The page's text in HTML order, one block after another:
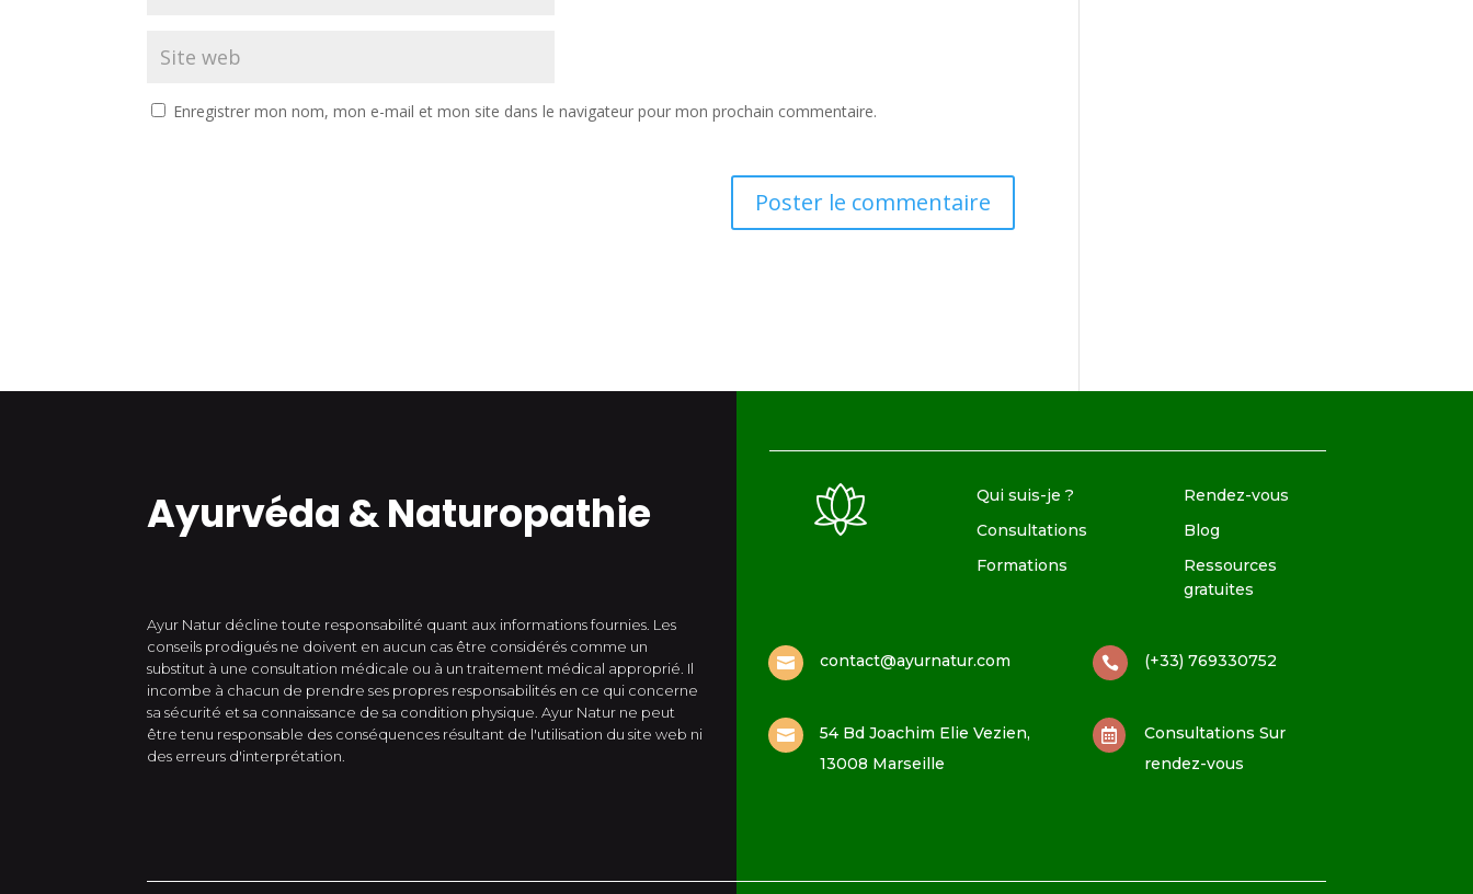
Enregistrer mon nom, mon e-mail et mon site dans le navigateur pour mon prochain commentaire.
Ayurvéda & Naturopathie
Ayur Natur décline toute responsabilité quant aux informations fournies. Les
conseils prodigués ne doivent en aucun cas être considérés comme un
substitut à une consultation médicale ou à un traitement médical approprié. Il
incombe à chacun de prendre ses propres responsabilités en ce qui concerne
sa sécurité et sa connaissance de sa condition physique. Ayur Natur ne peut
être tenu responsable des conséquences résultant de l'utilisation du site web ni
des erreurs d'interprétation.
Qui suis-je ?
Consultations
Formations
Rendez-vous
Blog
Ressources
gratuites
 contact@ayurnatur.com

54 Bd Joachim Elie Vezien,
13008 Marseille
 (+33) 769330752

Consultations Sur
rendez-vous